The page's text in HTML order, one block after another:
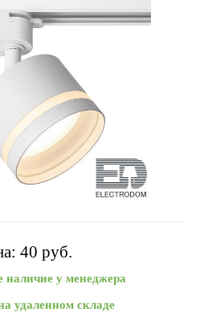
40 pуб.
наличие у менеджера
удаленном складе